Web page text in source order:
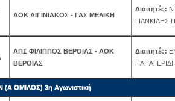
ΑΟΚ ΑΙΓΙΝΙΑΚΟΣ - ΓΑΣ ΜΕΛΙΚΗ
Διαιτητές:
ΓΙΑΝΚΙΔΗΣ
ΑΠΣ ΦΙΛΙΠΠΟΣ ΒΕΡΟΙΑΣ - ΑΟΚ
ΒΕΡΟΙΑΣ
Διαιτητές:
ΟΜΙΛΟΣ) 3η Αγωνιστική